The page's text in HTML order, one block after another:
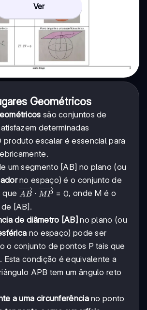
Ver
Geométricos
são conjuntos de
determinadas
produto escalar é essencial para
um segmento [AB] no plano (ou
no espaço) é o conjunto de
que \overrightarrow{AB}
\cdot
\overrightarrow{MP}
= 0
AB ⋅ MP = 0, onde M é o
[AB].
de diâmetro [AB] no plano (ou
no espaço) pode ser
o conjunto de pontos P tais que
. Esta condição é equivalente a
APB tem um ângulo reto
a uma circunferênciano ponto